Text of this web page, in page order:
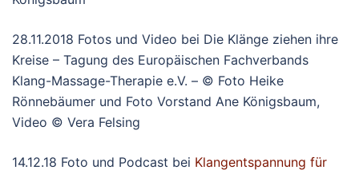
28.11.2018 Fotos und Video bei Die Klänge ziehen ihre
Kreise – Tagung des Europäischen Fachverbands
Klang-Massage-Therapie e.V. – © Foto Heike
Rönnebäumer und Foto Vorstand Ane Königsbaum,
Video © Vera Felsing
14.12.18 Foto und Podcast bei Klangentspannung für